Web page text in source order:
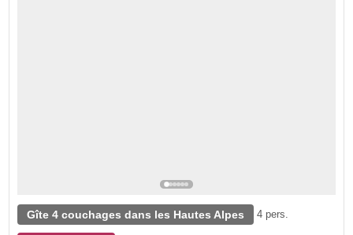
Gîte 4 couchages dans les Hautes Alpes 4 pers.